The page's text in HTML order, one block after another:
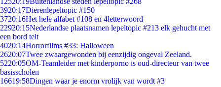
3920:17Dierenlepeltopic #150
3720:16Het hele alfabet #108 en 4letterwoord
22920:15Nederlandse plaatsnamen lepeltopic #213 elk gehucht met
een bord telt
4020:14Horrorfilms #33: Halloween
2620:07Twee zwaargewonden bij eenzijdig ongeval Zeeland.
5220:05OM-Teamleider met kinderporno is oud-directeur van twee
basisscholen
16619:58Dingen waar je enorm vrolijk van wordt #3